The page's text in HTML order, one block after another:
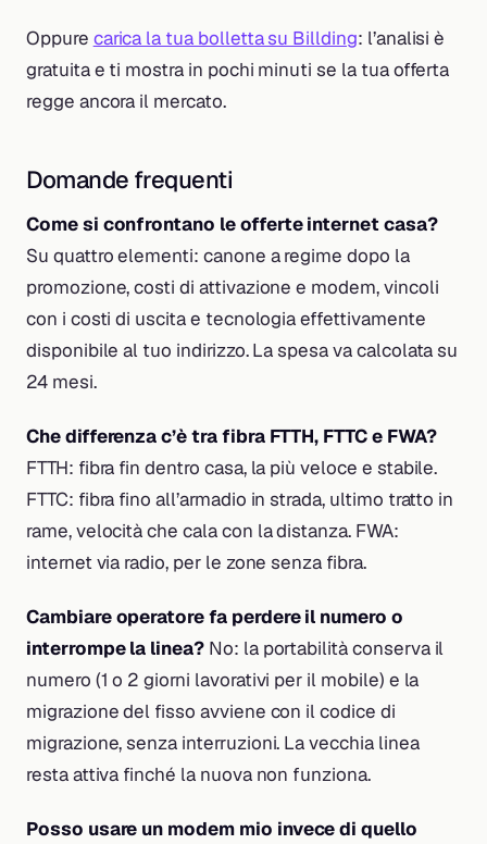
Oppure carica la tua bolletta su Billding: l’analisi è
gratuita e ti mostra in pochi minuti se la tua offerta
regge ancora il mercato.
Domande frequenti
Come si confrontano le offerte internet casa?
Su quattro elementi: canone a regime dopo la
promozione, costi di attivazione e modem, vincoli
con i costi di uscita e tecnologia effettivamente
disponibile al tuo indirizzo. La spesa va calcolata su
24 mesi.
Che differenza c’è tra fibra FTTH, FTTC e FWA?
FTTH: fibra fin dentro casa, la più veloce e stabile.
FTTC: fibra fino all’armadio in strada, ultimo tratto in
rame, velocità che cala con la distanza. FWA:
internet via radio, per le zone senza fibra.
Cambiare operatore fa perdere il numero o
interrompe la linea?No: la portabilità conserva il
numero (1 o 2 giorni lavorativi per il mobile) e la
migrazione del fisso avviene con il codice di
migrazione, senza interruzioni. La vecchia linea
resta attiva finché la nuova non funziona.
Posso usare un modem mio invece di quello